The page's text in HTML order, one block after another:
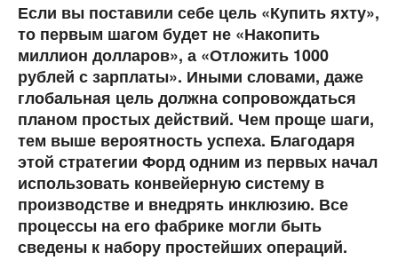
Если вы поставили себе цель «Купить яхту»,
то первым шагом будет не «Накопить
миллион долларов», а «Отложить 1000
рублей с зарплаты». Иными словами, даже
глобальная цель должна сопровождаться
планом простых действий. Чем проще шаги,
тем выше вероятность успеха. Благодаря
этой стратегии Форд одним из первых начал
использовать конвейерную систему в
производстве и внедрять инклюзию. Все
процессы на его фабрике могли быть
сведены к набору простейших операций.